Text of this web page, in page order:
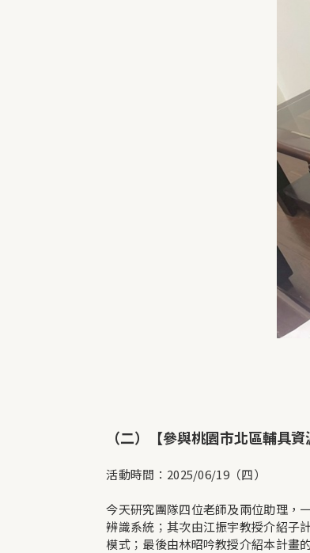
（二）【參與桃園市北區輔具
活動時間：2025/06/19（四）
今天研究團隊四位老師及兩位助理，
辨識系統；其次由江振宇教授介紹子
模式；最後由林昭吟教授介紹本計畫